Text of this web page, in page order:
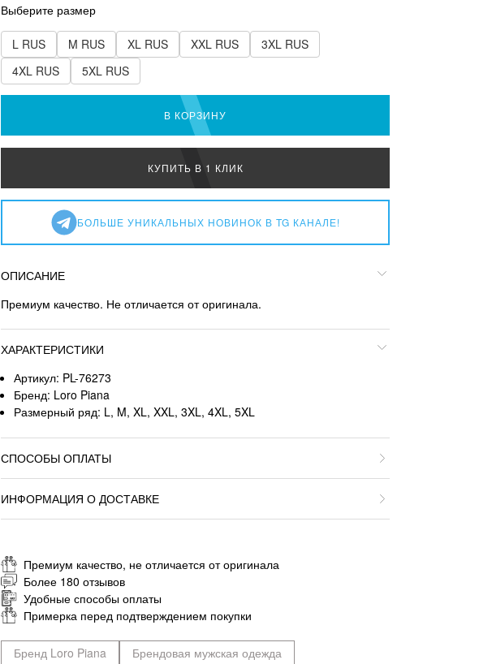
Выберите размер
L RUS M RUS XL RUS XXL RUS
3XL RUS
4XL RUS
5XL RUS
В КОРЗИНУ
КУПИТЬ В 1 КЛИК
БОЛЬШЕ УНИКАЛЬНЫХ НОВИНОК В TG КАНАЛЕ!
ОПИСАНИЕ
Премиум качество. Не отличается от оригинала.
ХАРАКТЕРИСТИКИ
Артикул: PL-76273
Бренд: Loro Piana
Размерный ряд: L, M, XL, XXL, 3XL, 4XL, 5XL
СПОСОБЫ ОПЛАТЫ
ИНФОРМАЦИЯ О ДОСТАВКЕ
Премиум качество, не отличается от оригинала
Более 180 отзывов
Удобные способы оплаты
Примерка перед подтверждением покупки
Бренд Loro Piana
Брендовая мужская одежда